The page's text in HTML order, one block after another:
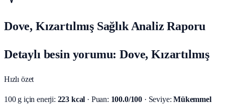
Dove, Kızartılmış Sağlık Analiz Raporu
Detaylı besin yorumu: Dove, Kızartılmış
Hızlı özet
100 g için enerji: 223 kcal · Puan: 100.0/100 · Seviye: Mükemmel